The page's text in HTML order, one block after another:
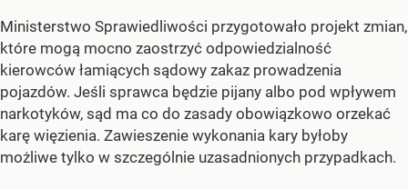
Ministerstwo Sprawiedliwości przygotowało projekt zmian,
które mogą mocno zaostrzyć odpowiedzialność
kierowców łamiących sądowy zakaz prowadzenia
pojazdów. Jeśli sprawca będzie pijany albo pod wpływem
narkotyków, sąd ma co do zasady obowiązkowo orzekać
karę więzienia. Zawieszenie wykonania kary byłoby
możliwe tylko w szczególnie uzasadnionych przypadkach.